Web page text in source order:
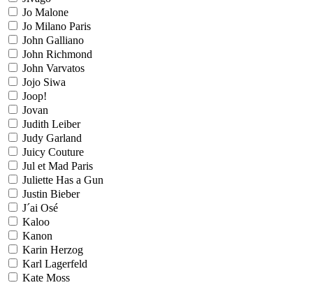
Jo Malone
Jo Milano Paris
John Galliano
John Richmond
John Varvatos
Jojo Siwa
Joop!
Jovan
Judith Leiber
Judy Garland
Juicy Couture
Jul et Mad Paris
Juliette Has a Gun
Justin Bieber
J´ai Osé
Kaloo
Kanon
Karin Herzog
Karl Lagerfeld
Kate Moss